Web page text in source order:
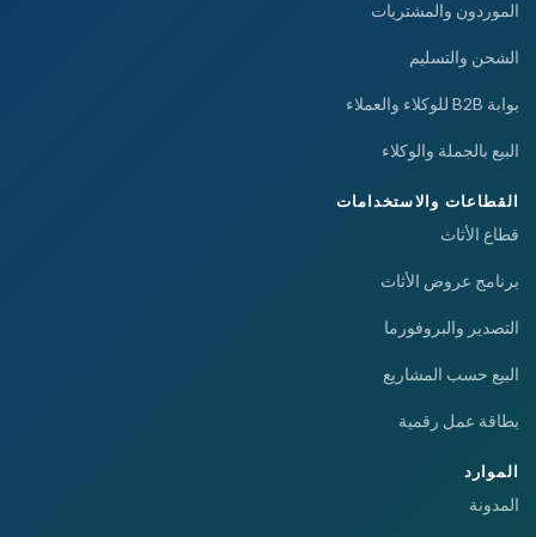
الموردون والمشتريات
الشحن والتسليم
بوابة B2B للوكلاء والعملاء
البيع بالجملة والوكلاء
القطاعات والاستخدامات
قطاع الأثاث
برنامج عروض الأثاث
التصدير والبروفورما
البيع حسب المشاريع
بطاقة عمل رقمية
الموارد
المدونة